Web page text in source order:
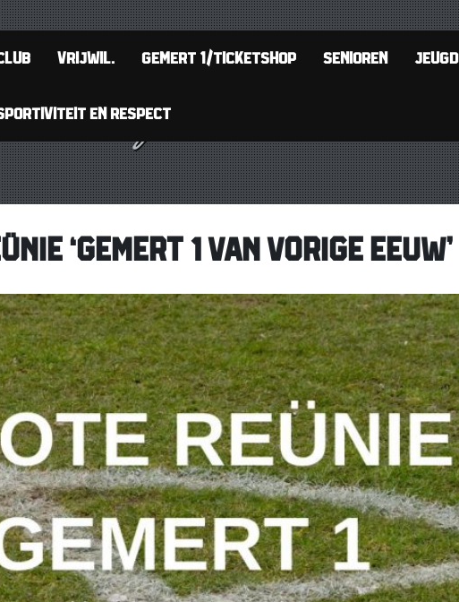
VRIJWIL. GEMERT 1/TICKETSHOP SENIOREN JEUGD
EN RESPECT
‘GEMERT 1 VAN VORIGE EEUW’